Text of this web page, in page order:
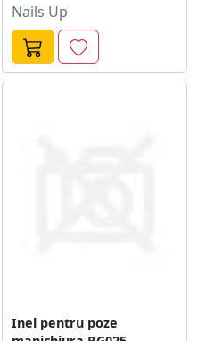
Nails Up
Inel pentru poze